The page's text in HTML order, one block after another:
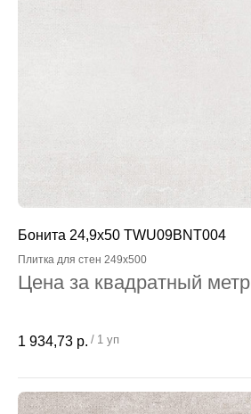
Бонита 24,9x50 TWU09BNT004
Плитка для стен 249x500
Цена за квадратный метр
1 934,73 р. / 1 уп